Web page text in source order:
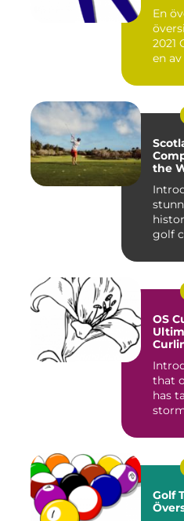
En
2021 OS Bordtennis 2021 är
en
the
golf
OS
that
has
Golf